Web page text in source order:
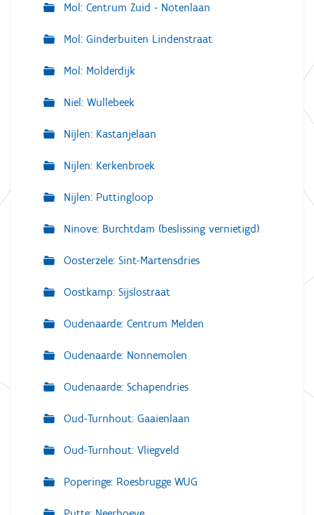
Mol: Centrum Zuid - Notenlaan
Mol: Ginderbuiten Lindenstraat
Mol: Molderdijk
Niel: Wullebeek
Nijlen: Kastanjelaan
Nijlen: Kerkenbroek
Nijlen: Puttingloop
Ninove: Burchtdam (beslissing vernietigd)
Oosterzele: Sint-Martensdries
Oostkamp: Sijslostraat
Oudenaarde: Centrum Melden
Oudenaarde: Nonnemolen
Oudenaarde: Schapendries
Oud-Turnhout: Gaaienlaan
Oud-Turnhout: Vliegveld
Poperinge: Roesbrugge WUG